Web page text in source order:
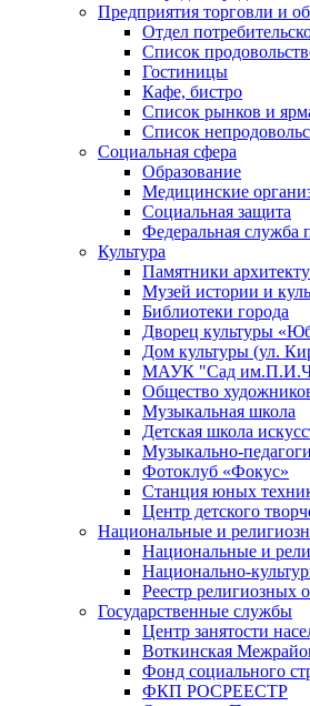
Предприятия торговли и
Отдел
Список
Гостиницы
Кафе, бистро
Cписок рынков и
Список
Социальная сфера
Образование
Медицинские
Социальная защита
Федеральная служба
Культура
Памятники
Музей истории и
Библиотеки города
Дворец культуры
Дом культуры (ул.
МАУК "Сад
Общество
Музыкальная школа
Детская школа
Музыкально-
Фотоклуб «Фокус»
Станция юных
Центр детского
Национальные и
Национальные и
Национально-
Реестр религиозных
Государственные службы
Центр занятости
Воткинская
Фонд социального
ФКП РОСРЕЕСТР